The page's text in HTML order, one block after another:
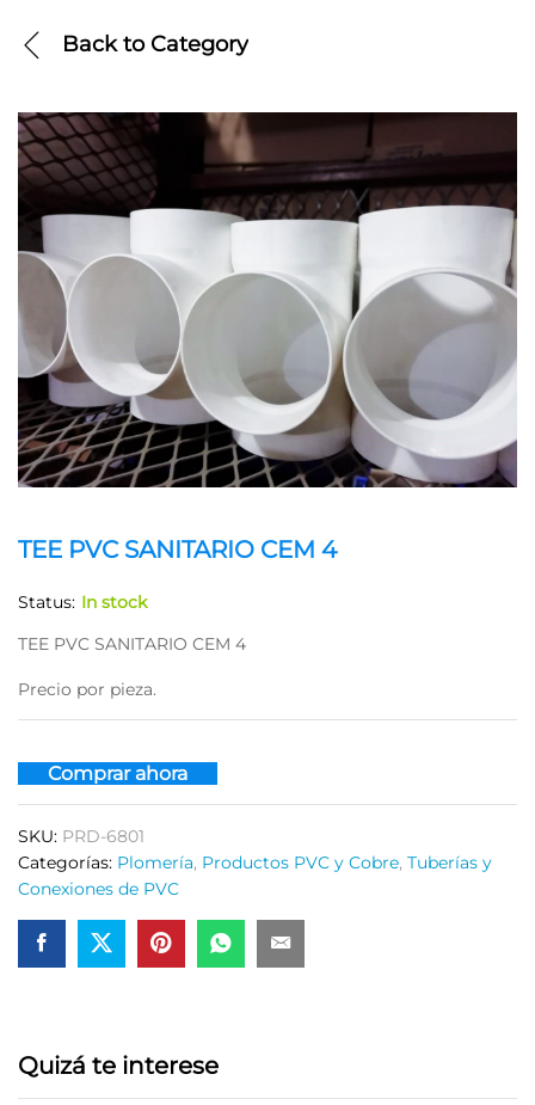
Back toCategory
TEE PVC SANITARIO CEM 4
Status: In stock
TEE PVC SANITARIO CEM 4
Precio por pieza.
Comprar ahora
SKU: PRD-6801
Categorías: Plomería, Productos PVC y Cobre, Tuberías y
Conexiones de PVC
Quizá te interese